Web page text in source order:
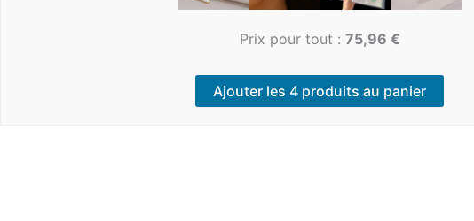
Prix pour tout : 75,96 €
Ajouter les 4 produits au panier